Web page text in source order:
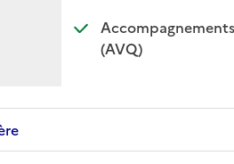
(AVQ)
: disponible
: non disponible